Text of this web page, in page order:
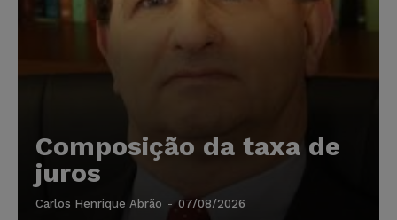
Composição da taxa de
juros
Carlos Henrique Abrão - 07/08/2026